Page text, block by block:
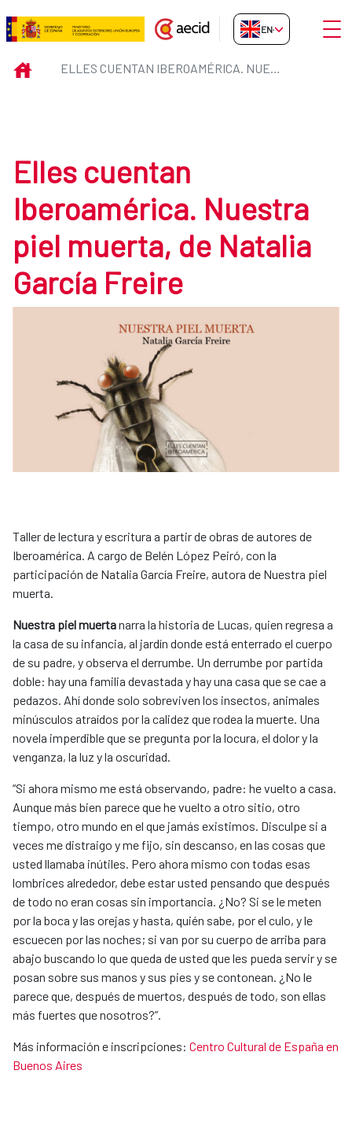
Skip to Main Content
Elles cuentan Iberoamérica.
EN-GB
INICIO ELLES CUENTAN IBEROAMÉRICA. NUESTRA PIEL MUERTA, DE NATALIA GARCÍA FREIRE
Elles cuentan
Iberoamérica. Nuestra
piel muerta, de Natalia
García Freire
Taller de lectura y escritura a partir de obras de autores de
Iberoamérica. A cargo de Belén López Peiró, con la
participación de Natalia García Freire, autora de Nuestra piel
muerta.
Nuestra piel muertanarra la historia de Lucas, quien regresa a
la casa de su infancia, al jardín donde está enterrado el cuerpo
de su padre, y observa el derrumbe. Un derrumbe por partida
doble: hay una familia devastada y hay una casa que se cae a
pedazos. Ahí donde solo sobreviven los insectos, animales
minúsculos atraídos por la calidez que rodea la muerte. Una
novela imperdible que se pregunta por la locura, el dolor y la
venganza, la luz y la oscuridad.
“Si ahora mismo me está observando, padre: he vuelto a casa.
Aunque más bien parece que he vuelto a otro sitio, otro
tiempo, otro mundo en el que jamás existimos. Disculpe si a
veces me distraigo y me fijo, sin descanso, en las cosas que
usted llamaba inútiles. Pero ahora mismo con todas esas
lombrices alrededor, debe estar usted pensando que después
de todo no eran cosas sin importancia. ¿No? Si se le meten
por la boca y las orejas y hasta, quién sabe, por el culo, y le
escuecen por las noches; si van por su cuerpo de arriba para
abajo buscando lo que queda de usted que les pueda servir y se
posan sobre sus manos y sus pies y se contonean. ¿No le
parece que, después de muertos, después de todo, son ellas
más fuertes que nosotros?”.
Más información e inscripciones: Centro Cultural de España en
Buenos Aires